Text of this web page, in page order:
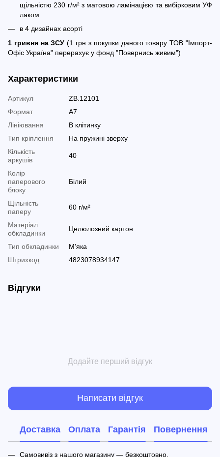
щільністю 230 г/м² з матовою ламінацією та вибірковим УФ
лаком
в 4 дизайнах асорті
1 гривня на ЗСУ(1 грн з покупки даного товару ТОВ "Імпорт-
Офіс Україна" перерахує у фонд "Повернись живим")
Характеристики
Артикул
ZB.12101
Формат
A7
Лініювання
В клітинку
Тип кріплення
На пружині зверху
Кількість
аркушів
40
Колір
паперового
блоку
Білий
Щільність
паперу
60 г/м²
Матеріал
обкладинки
Целюлозний картон
Тип обкладинки
М'яка
Штрихкод
4823078934147
Відгуки
Додайте перший відгук
Написати відгук
Доставка Оплата Гарантія Повернення
Самовивіз з нашого магазину — безкоштовно.